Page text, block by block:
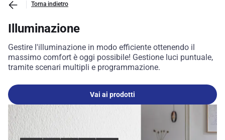
Torna indietro
Illuminazione
Gestire l'illuminazione in modo efficiente ottenendo il
massimo comfort è oggi possibile! Gestione luci puntuale,
tramite scenari multipli e programmazione.
Vai ai prodotti